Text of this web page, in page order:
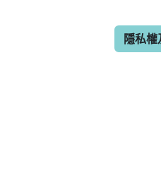
隱私